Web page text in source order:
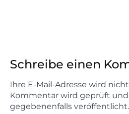
Schreibe einen
Ihre E-Mail-Adresse wird
Kommentar wird geprüft
gegebenenfalls veröffentlicht.